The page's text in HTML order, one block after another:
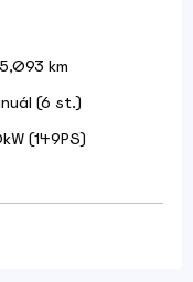
km
(6 st.)
(149PS)